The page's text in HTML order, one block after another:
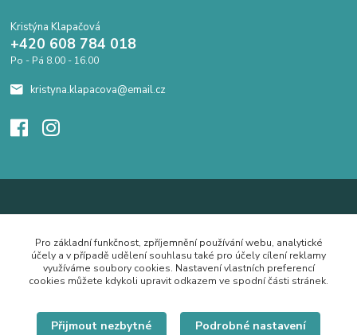
Kristýna Klapačová
+420 608 784 018
Po - Pá 8.00 - 16.00
kristyna.klapacova@email.cz
Pro základní funkčnost, zpříjemnění používání webu, analytické
účely a v případě udělení souhlasu také pro účely cílení reklamy
využíváme soubory cookies. Nastavení vlastních preferencí
cookies můžete kdykoli upravit odkazem ve spodní části stránek.
Přijmout nezbytné Podrobné nastavení